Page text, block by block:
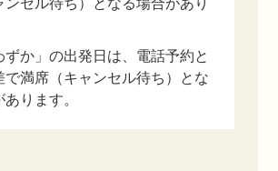
か」の出発日は、電話予約と
で満席（キャンセル待ち）とな
ります。